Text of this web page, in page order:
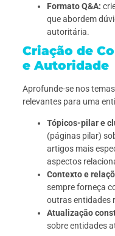
Formato Q&A:
que abordem
autoritária.
Criação de
e Autoridade
Aprofunde-se nos
relevantes para uma
Tópicos-pilar e
(páginas pilar)
artigos mais
aspectos
Contexto e
sempre forneça
outras entidades
Atualização
sobre entidades